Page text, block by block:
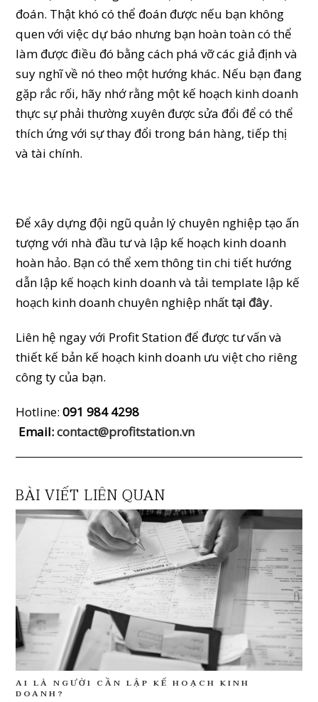
đoán. Thật khó có thể đoán được nếu bạn không
quen với việc dự báo nhưng bạn hoàn toàn có thể
làm được điều đó bằng cách phá vỡ các giả định và
suy nghĩ về nó theo một hướng khác. Nếu bạn đang
gặp rắc rối, hãy nhớ rằng một kế hoạch kinh doanh
thực sự phải thường xuyên được sửa đổi để có thể
thích ứng với sự thay đổi trong bán hàng, tiếp thị
và tài chính.
Để xây dựng đội ngũ quản lý chuyên nghiệp tạo ấn
tượng với nhà đầu tư và lập kế hoạch kinh doanh
hoàn hảo. Bạn có thể xem thông tin chi tiết hướng
dẫn lập kế hoạch kinh doanh và tải template lập kế
hoạch kinh doanh chuyên nghiệp nhấttại đây.
Liên hệ ngay với Profit Station để được tư vấn và
thiết kế bản kế hoạch kinh doanh ưu việt cho riêng
công ty của bạn.
Hotline:091 984 4298
Email:contact@profitstation.vn
BÀI VIẾT LIÊN QUAN
AI LÀ NGƯỜI CẦN LẬP KẾ HOẠCH KINH
DOANH?